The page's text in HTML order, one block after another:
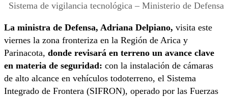
Sistema de vigilancia tecnológica – Ministerio de Defensa
La ministra de Defensa, Adriana Delpiano, visita este
viernes la zona fronteriza en la Región de Arica y
Parinacota, donde revisará en terreno un avance clave
en materia de seguridad: con la instalación de cámaras
de alto alcance en vehículos todoterreno, el Sistema
Integrado de Frontera (SIFRON), operado por las Fuerzas